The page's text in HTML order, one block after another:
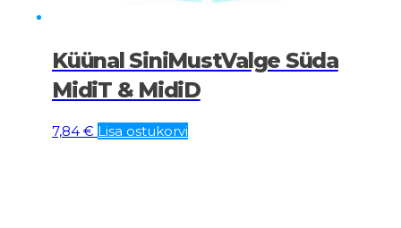
Küünal SiniMustValge Süda
MidiT & MidiD
7,84 € Lisa ostukorvi